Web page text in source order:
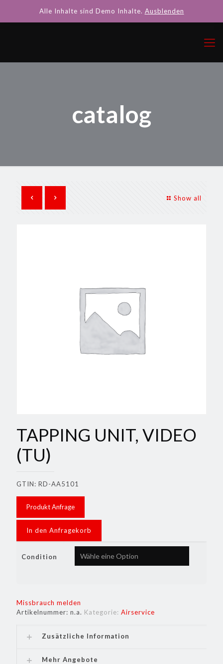
catalog
Show all
TAPPING UNIT, VIDEO
(TU)
GTIN: RD-AA5101
Produkt Anfrage
In den Anfragekorb
Condition
Missbrauch melden
Artikelnummer: n.a. Kategorie: Airservice
Zusätzliche Information
Mehr Angebote
Alle Inhalte sind Demo Inhalte. Ausblenden